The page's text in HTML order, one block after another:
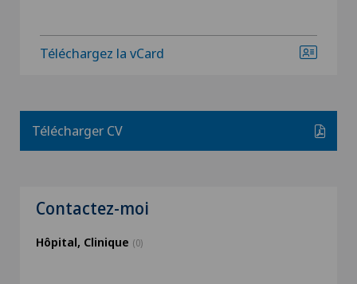
Téléchargez la vCard
Télécharger CV
Contactez-moi
Hôpital, Clinique (0)